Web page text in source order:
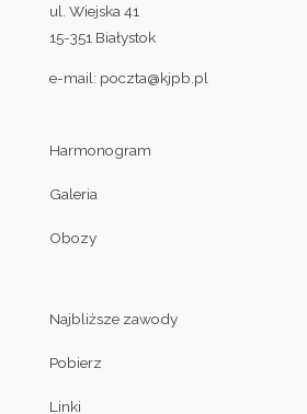
ul. Wiejska 41
15-351 Białystok
e-mail: poczta@kjpb.pl
Harmonogram
Galeria
Obozy
Najbliższe zawody
Pobierz
Linki